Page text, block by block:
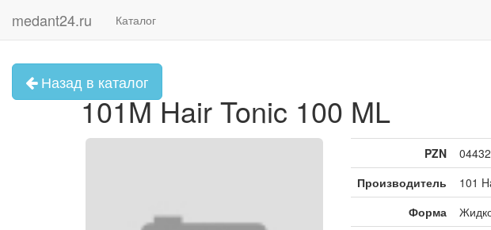
medant24.ru Каталог
Назад в каталог
101M Hair Tonic 100 ML
PZN
Производитель
101
Форма